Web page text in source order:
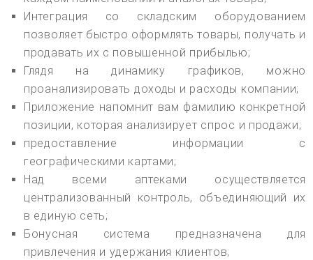
Интеграция со складским оборудованием
позволяет быстро оформлять товары, получать и
продавать их с повышенной прибылью;
Глядя на динамику графиков, можно
проанализировать доходы и расходы компании;
Приложение напомнит вам фамилию конкретной
позиции, которая анализирует спрос и продажи;
предоставление информации с
географическими картами;
Над всеми аптеками осуществляется
централизованный контроль, объединяющий их
в единую сеть;
Бонусная система предназначена для
привлечения и удержания клиентов;